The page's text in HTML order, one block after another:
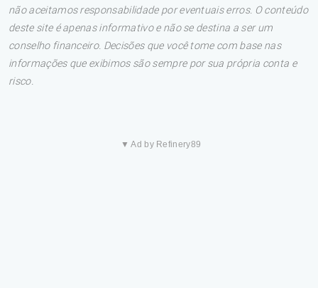
não aceitamos responsabilidade por eventuais erros. O conteúdo
deste site é apenas informativo e não se destina a ser um
conselho financeiro. Decisões que você tome com base nas
informações que exibimos são sempre por sua própria conta e
risco.
▼ Ad by Refinery89